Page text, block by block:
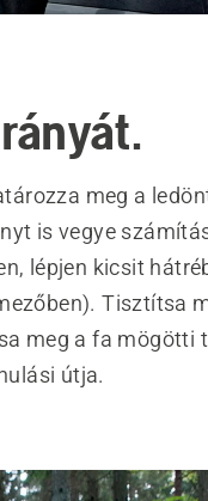
meg a
is vegye
lépjen kicsit
Tisztítsa
meg a fa mögötti
útja.